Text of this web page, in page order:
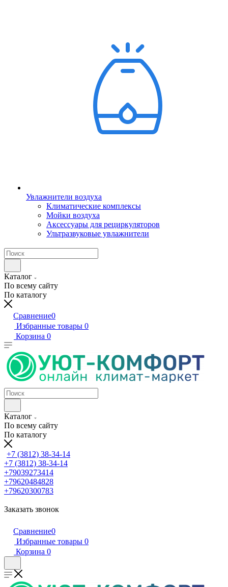
Увлажнители воздуха
Климатические комплексы
Мойки воздуха
Аксессуары для рециркуляторов
Ультразвуковые увлажнители
Каталог
По всему сайту
По каталогу
Сравнение0
Избранные товары 0
Корзина 0
Каталог
По всему сайту
По каталогу
+7 (3812) 38-34-14
+7 (3812) 38-34-14
+79039273414
+79620484828
+79620300783
Заказать звонок
Сравнение0
Избранные товары 0
Корзина 0